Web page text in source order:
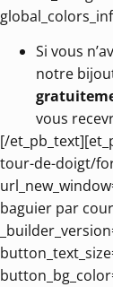
Si vous
notre
vous
[/
tour-de-doigt/
baguier par